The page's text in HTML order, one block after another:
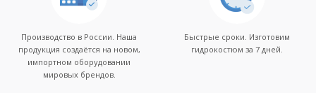
Производство в России. Наша
продукция создаётся на новом,
импортном оборудовании
мировых брендов.
Быстрые сроки. Изготовим
гидрокостюм за 7 дней.